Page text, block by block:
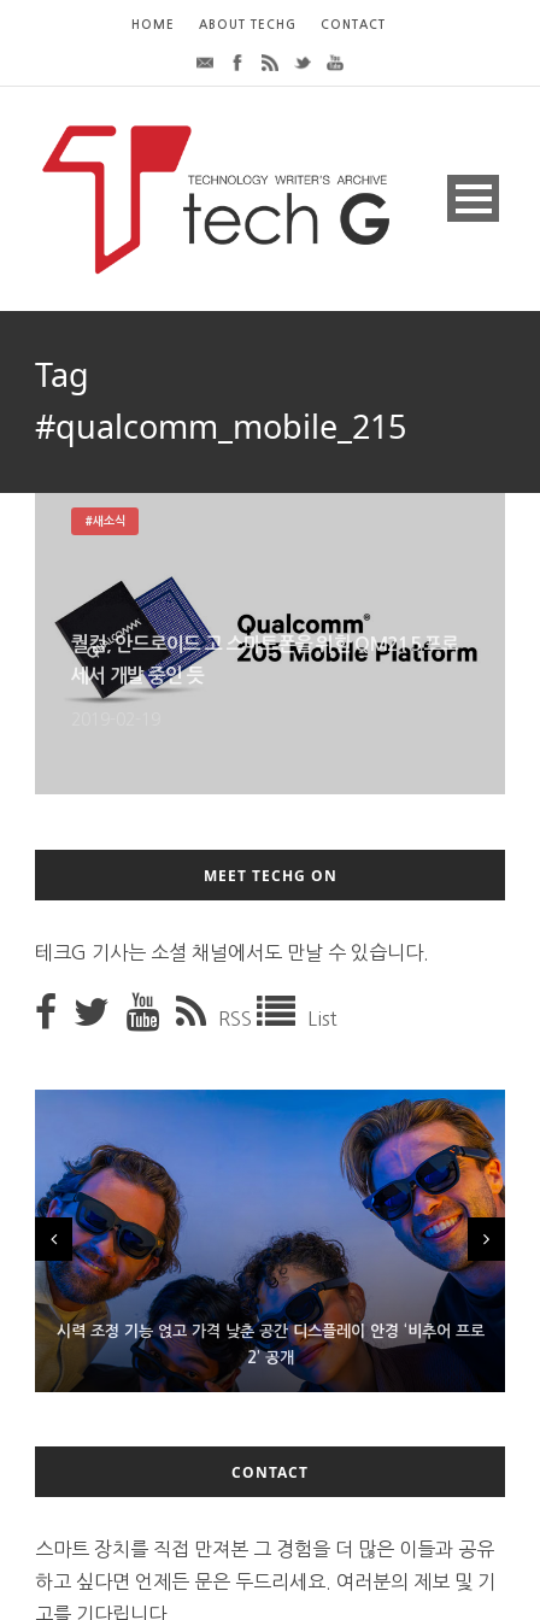
HOME ABOUT TECHG CONTACT
Tag
#qualcomm_mobile_215
퀄컴, 안드로이드 고 스마트폰을 위한 QM215 프로
세서 개발 중인 듯
#새소식
MEET TECHG ON
테크G 기사는 소셜 채널에서도 만날 수 있습니다.
RSS List
시력 조정 기능 얹고 가격 낮춘 공간 디스플레이 안경 ‘비추어 프로
2’ 공개
D램 부족에 10억달러어치 아이폰18 프로세서 패키징 대기 중
300~400달러 반지형 스피커 준비하는 오픈AI
CONTACT
스마트 장치를 직접 만져본 그 경험을 더 많은 이들과 공유
하고 싶다면 언제든 문은 두드리세요. 여러분의 제보 및 기
고를 기다립니다.